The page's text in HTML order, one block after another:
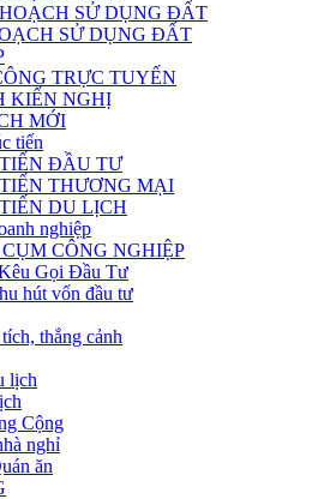
SỬ DỤNG ĐẤT
SỬ DỤNG ĐẤT
TRỰC TUYẾN
KIẾN NGHỊ
MỚI
tiến
ĐẦU TƯ
THƯƠNG MẠI
DU LỊCH
nghiệp
CÔNG NGHIỆP
Gọi Đầu Tư
hút vốn đầu tư
thắng cảnh
lịch
Cộng
nghỉ
ăn